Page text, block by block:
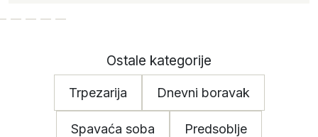
Ostale kategorije
Trpezarija Dnevni boravak
Spavaća soba Predsoblje